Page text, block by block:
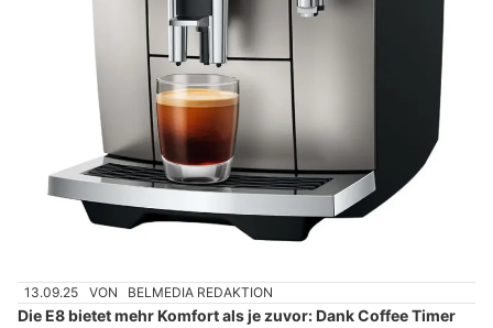
13.09.25 VON BELMEDIA REDAKTION
Die E8 bietet mehr Komfort als je zuvor: Dank Coffee Timer